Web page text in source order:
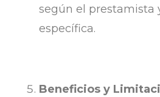
según el prestamista
específica.
Beneficios y